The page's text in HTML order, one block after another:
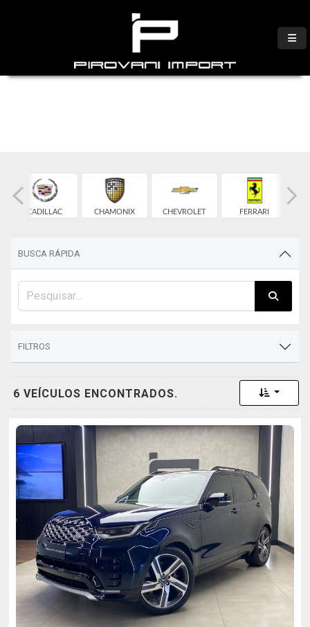
CADILLAC CHAMONIX CHEVROLET FERRARI
BUSCA RÁPIDA
FILTROS
6 VEÍCULOS ENCONTRADOS. Toggle